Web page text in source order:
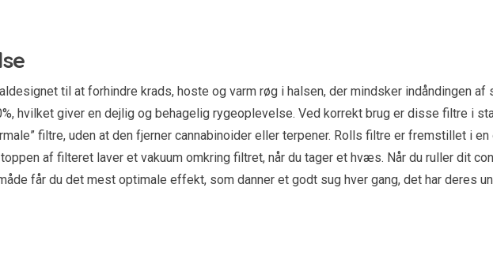
til at forhindre krads, hoste og varm røg i halsen, der mindsker indåndingen
hvilket giver en dejlig og behagelig rygeoplevelse. Ved korrekt brug er disse filtre i
filtre, uden at den fjerner cannabinoider eller terpener. Rolls filtre er fremstillet i
af filteret laver et vakuum omkring filtret, når du tager et hvæs. Når du ruller dit
får du det mest optimale effekt, som danner et godt sug hver gang, det har deres